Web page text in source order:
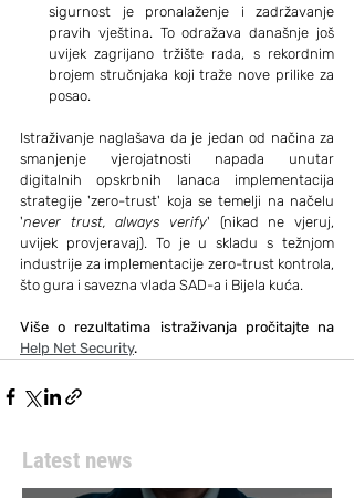
sigurnost je pronalaženje i zadržavanje
pravih vještina. To odražava današnje još
uvijek zagrijano tržište rada, s rekordnim
brojem stručnjaka koji traže nove prilike za
posao.
Istraživanje naglašava da je jedan od načina za
smanjenje vjerojatnosti napada unutar
digitalnih opskrbnih lanaca implementacija
strategije 'zero-trust' koja se temelji na načelu
'never trust, always verify' (nikad ne vjeruj,
uvijek provjeravaj). To je u skladu s težnjom
industrije za implementacije zero-trust kontrola,
što gura i savezna vlada SAD-a i Bijela kuća.
Help Net Security.
Latest news